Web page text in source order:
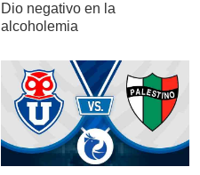
Dio negativo en la
alcoholemia